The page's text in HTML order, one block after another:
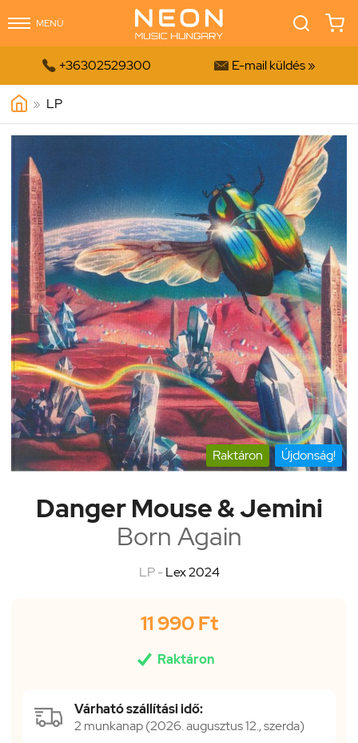
MENÜ
 +36302529300  E-mail küldés »
» LP
Raktáron Újdonság!
Danger Mouse & Jemini
Born Again
LP -Lex 2024
11 990 Ft
 Raktáron
Várható szállítási idő:
2 munkanap (2026. augusztus 12., szerda)